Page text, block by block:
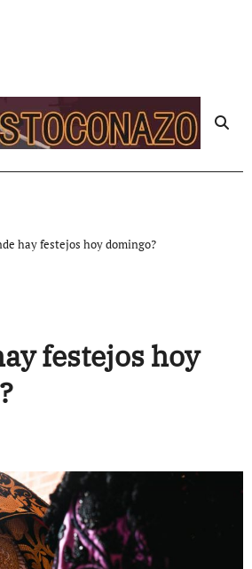
hay festejos hoy domingo?
festejos hoy